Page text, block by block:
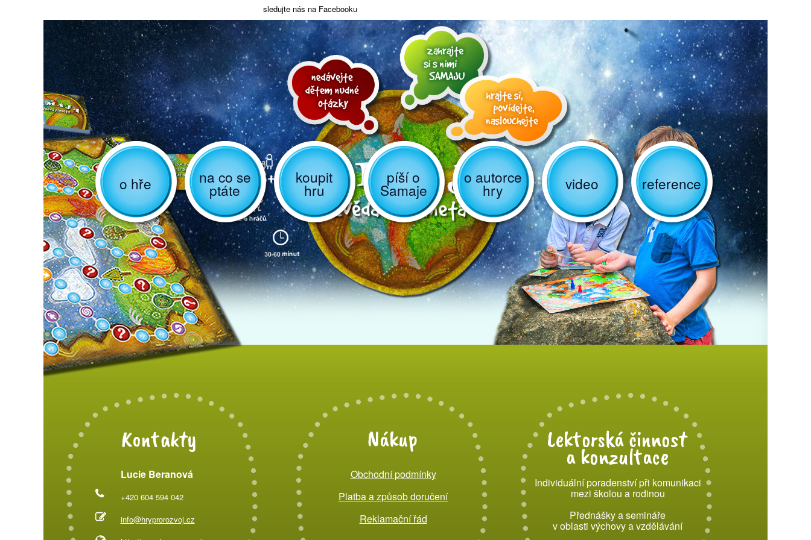
sledujte nás na Facebooku
o hře na co se
ptáte
koupit
hru
píší o
Samaje
o autorce
hry video reference
Kontakty
Lucie Beranová
+420 604 594 042
info@hryprorozvoj.cz
Nákup
Obchodní podmínky
Platba a způsob doručení
Reklamační řád
Lektorská činnost
a konzultace
Individuální poradenství při komunikaci
mezi školou a rodinou
Přednášky a semináře
v oblasti výchovy a vzdělávání